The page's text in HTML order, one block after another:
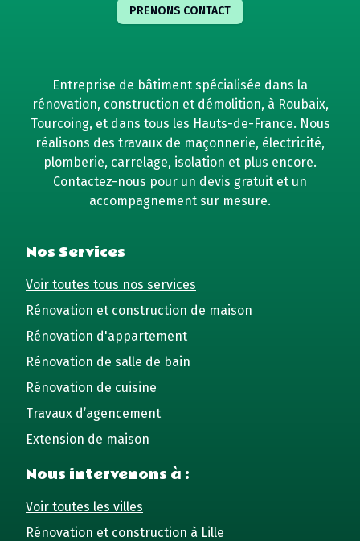
PRENONS CONTACT
Entreprise de bâtiment spécialisée dans la
rénovation, construction et démolition, à Roubaix,
Tourcoing, et dans tous les Hauts-de-France. Nous
réalisons des travaux de maçonnerie, électricité,
plomberie, carrelage, isolation et plus encore.
Contactez-nous pour un devis gratuit et un
accompagnement sur mesure.
Nos Services
Voir toutes tous nos services
Rénovation et construction de maison
Rénovation d'appartement
Rénovation de salle de bain
Rénovation de cuisine
Travaux d’agencement
Extension de maison
Nous intervenons à :
Voir toutes les villes
Rénovation et construction à Lille